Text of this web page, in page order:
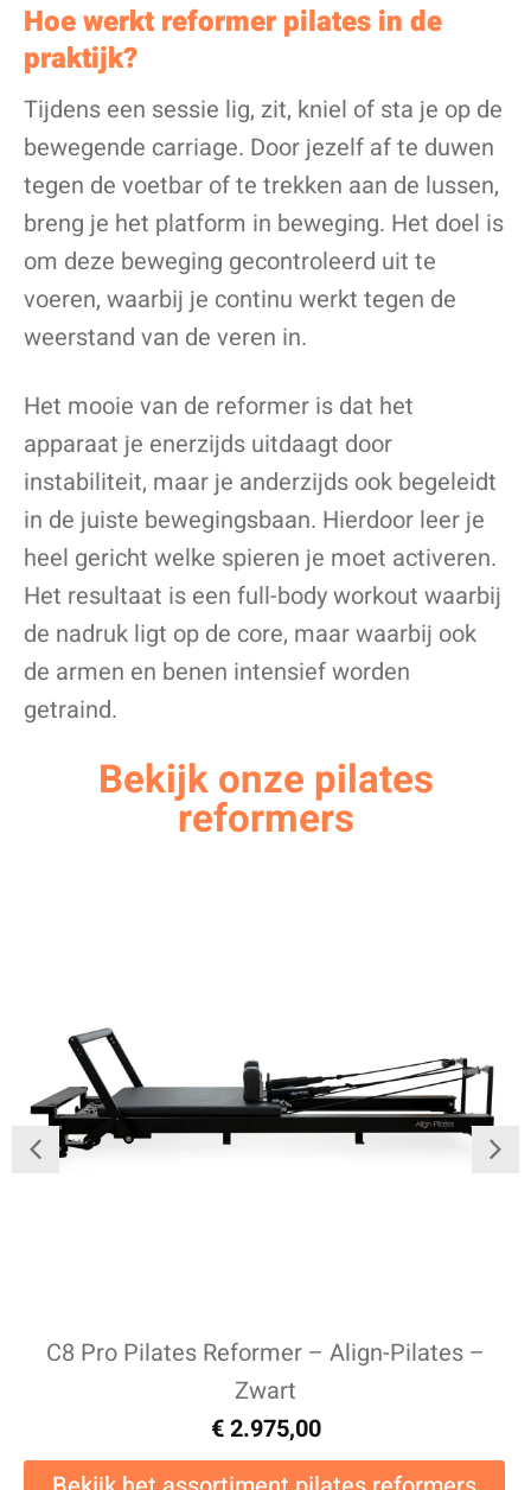
Hoe werkt reformer pilates in de
praktijk?
Tijdens een sessie lig, zit, kniel of sta je op de
bewegende carriage. Door jezelf af te duwen
tegen de voetbar of te trekken aan de lussen,
breng je het platform in beweging. Het doel is
om deze beweging gecontroleerd uit te
voeren, waarbij je continu werkt tegen de
weerstand van de veren in.
Het mooie van de reformer is dat het
apparaat je enerzijds uitdaagt door
instabiliteit, maar je anderzijds ook begeleidt
in de juiste bewegingsbaan. Hierdoor leer je
heel gericht welke spieren je moet activeren.
Het resultaat is een full-body workout waarbij
de nadruk ligt op de core, maar waarbij ook
de armen en benen intensief worden
getraind.
Bekijk onze pilates
reformers
C8 Pro Pilates Reformer – Align-Pilates –
Zwart
€2.975,00